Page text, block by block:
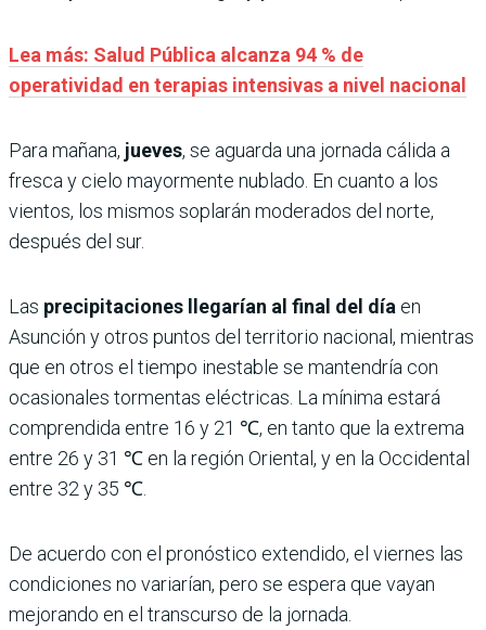
Lea más: Salud Pública alcanza 94 % de
operatividad en terapias intensivas a nivel nacional
Para mañana, jueves, se aguarda una jornada cálida a
fresca y cielo mayormente nublado. En cuanto a los
vientos, los mismos soplarán moderados del norte,
después del sur.
Las precipitaciones llegarían al final del día en
Asunción y otros puntos del territorio nacional, mientras
que en otros el tiempo inestable se mantendría con
ocasionales tormentas eléctricas. La mínima estará
comprendida entre 16 y 21 ℃, en tanto que la extrema
entre 26 y 31 ℃ en la región Oriental, y en la Occidental
entre 32 y 35 ℃.
De acuerdo con el pronóstico extendido, el viernes las
condiciones no variarían, pero se espera que vayan
mejorando en el transcurso de la jornada.